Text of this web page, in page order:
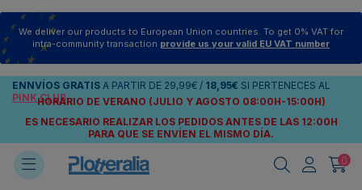
We deliver our products to European Union countries. To get 0% VAT for
intra-community transaction provide us your valid EU VAT number
ENNVÍOS GRATIS A PARTIR DE 29,99€ / 18,95€ SI PERTENECES AL
PINK CLUB
HORARIO DE VERANO (JULIO Y AGOSTO 08:00H-15:00H)
ES NECESARIO REALIZAR LOS PEDIDOS ANTES DE LAS 12:00H
PARA QUE SE ENVÍEN EL MISMO DÍA.
0